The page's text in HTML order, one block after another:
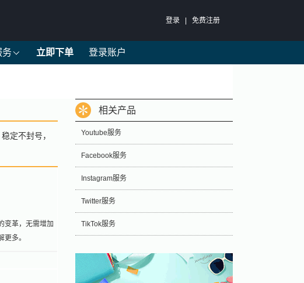
登录 免费注册
务 立即下单 登录账户
定不封号，
变革，无需增加
多。
相关产品
Youtube服务
Facebook服务
Instagram服务
Twitter服务
TikTok服务